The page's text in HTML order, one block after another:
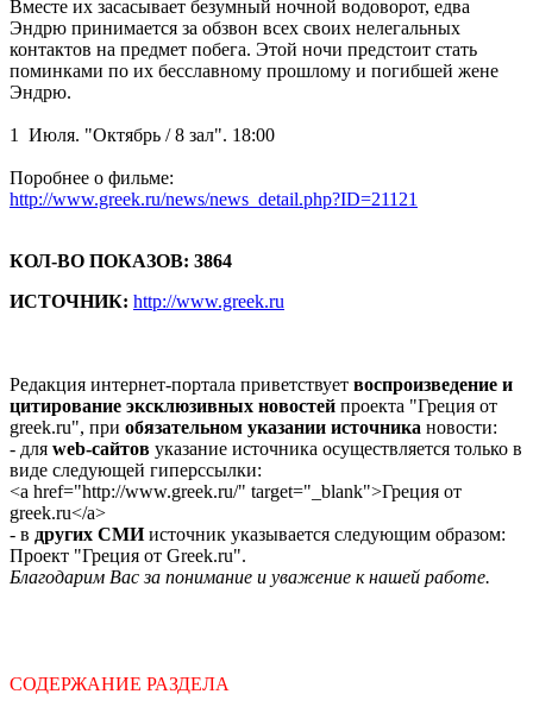
Вместе их засасывает безумный ночной водоворот, едва
Эндрю принимается за обзвон всех своих нелегальных
контактов на предмет побега. Этой ночи предстоит стать
поминками по их бесславному прошлому и погибшей жене
Эндрю.
1 Июля. "Октябрь / 8 зал". 18:00
Поробнее о фильме:
http://www.greek.ru/news/news_detail.php?ID=21121
КОЛ-ВО ПОКАЗОВ: 3864
ИСТОЧНИК: http://www.greek.ru
Редакция интернет-портала приветствует воспроизведение и
цитирование эксклюзивных новостей проекта "Греция от
greek.ru", при обязательном указании источника новости:
- для web-сайтов указание источника осуществляется только в
виде следующей гиперссылки:
<a href="http://www.greek.ru/" target="_blank">Греция от
greek.ru</a>
- в других СМИисточник указывается следующим образом:
Проект "Греция от Greek.ru".
Благодарим Вас за понимание и уважение к нашей работе.
СОДЕРЖАНИЕ РАЗДЕЛА